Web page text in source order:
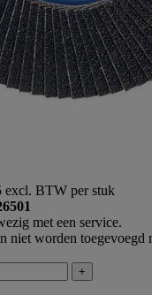
excl. BTW per stuk
met een service.
niet worden toegevoegd
+